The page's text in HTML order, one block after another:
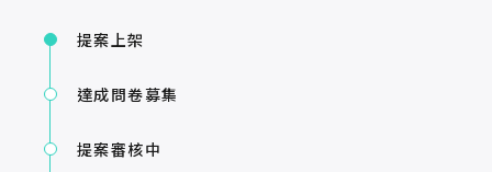
提案上架
達成問卷募集
提案審核中